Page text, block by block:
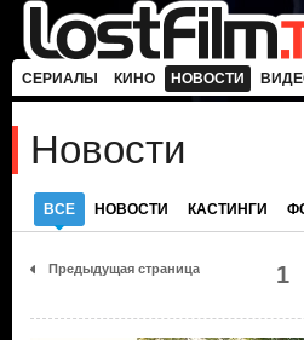
СЕРИАЛЫ КИНО НОВОСТИ
Новости
ВСЕ НОВОСТИ КАСТИНГИ
Предыдущая страница 1